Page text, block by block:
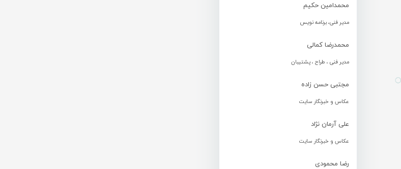
محمدامین حکیم
مدیر فنی، برنامه نویس
محمدرضا کمالی
مدیر فنی ، طراح ، پشتیبان
مجتبی حسن زاده
عکاس و خبرنگار سایت
علی آرمان نژاد
عکاس و خبرنگار سایت
رضا محمودی